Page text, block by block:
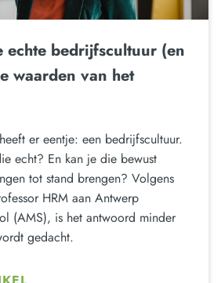
echte bedrijfscultuur (en
waarden van het
er eentje: een bedrijfscultuur.
echt? En kan je die bewust
tot stand brengen? Volgens
HRM aan Antwerp
(AMS), is het antwoord minder
gedacht.